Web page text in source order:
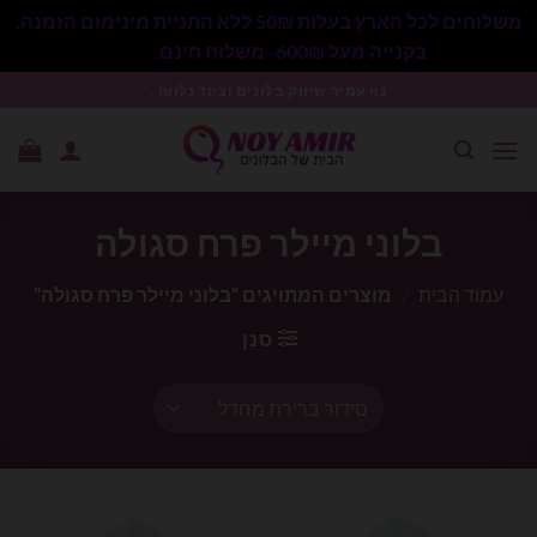
משלוחים לכל הארץ בעלות 50₪ ללא התניית מינימום הזמנה.
בקנייה מעל 600₪- משלוח חינם.
בלוני מיילר פרח סגולה
עמוד הבית
מוצרים המתויגים “בלוני מיילר פרח סגולה”
סנן